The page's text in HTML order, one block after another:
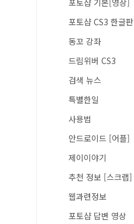
포토샵 기본[영상]
포토샵 CS3 한글판
동꼬 강좌
드림위버 CS3
검색 뉴스
특별한일
사용법
안드로이드 [어플]
제이이야기
추천 정보 [스크랩]
웹과련정보
포토샵 답변 영상